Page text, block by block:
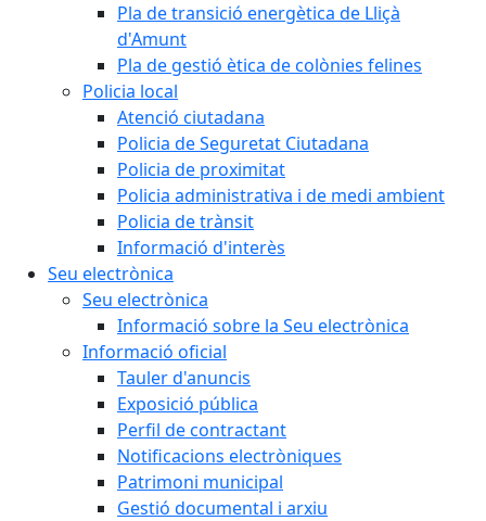
Pla de transició energètica de Lliçà
d'Amunt
Pla de gestió ètica de colònies felines
Policia local
Atenció ciutadana
Policia de Seguretat Ciutadana
Policia de proximitat
Policia administrativa i de medi ambient
Policia de trànsit
Informació d'interès
Seu electrònica
Seu electrònica
Informació sobre la Seu electrònica
Informació oficial
Tauler d'anuncis
Exposició pública
Perfil de contractant
Notificacions electròniques
Patrimoni municipal
Gestió documental i arxiu